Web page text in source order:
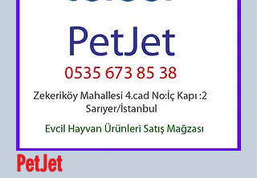
PetJet